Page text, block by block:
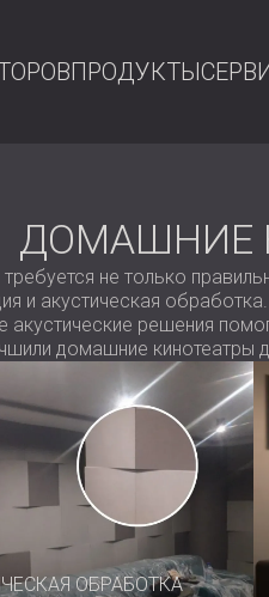
ПРОДУКТЫ
ДОМАШНИЕ
не только
и акустическая
решения
домашние
ОБРАБОТКА